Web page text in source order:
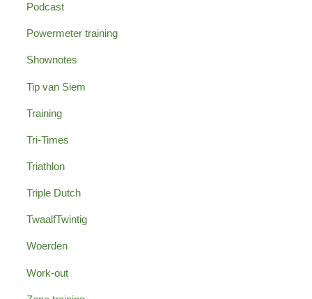
Podcast
Powermeter training
Shownotes
Tip van Siem
Training
Tri-Times
Triathlon
Triple Dutch
TwaalfTwintig
Woerden
Work-out